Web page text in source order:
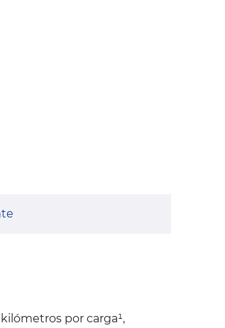
por carga¹,